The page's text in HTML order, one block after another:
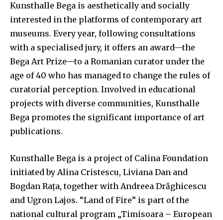
Kunsthalle Bega is aesthetically and socially
interested in the platforms of contemporary art
museums. Every year, following consultations
with a specialised jury, it offers an award—the
Bega Art Prize—to a Romanian curator under the
age of 40 who has managed to change the rules of
curatorial perception. Involved in educational
projects with diverse communities, Kunsthalle
Bega promotes the significant importance of art
publications.
Kunsthalle Bega is a project of Calina Foundation
initiated by Alina Cristescu, Liviana Dan and
Bogdan Rața, together with Andreea Drăghicescu
and Ugron Lajos. “Land of Fire” is part of the
national cultural program „Timisoara – European